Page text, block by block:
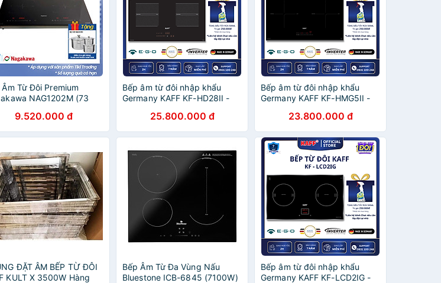
Âm Từ Đôi Premium
NAG1202M (73
9.520.000 đ
Bếp âm từ đôi nhập khẩu
Germany KAFF KF-HD28II -
25.800.000 đ
Bếp âm từ đôi nhập khẩu
Germany KAFF KF-HMG5II -
23.800.000 đ
ĐẶT ÂM BẾP TỪ ĐÔI
KULT X 3500W Hàng
Bếp Âm Từ Đa Vùng Nấu
Bluestone ICB-6845 (7100W)
Bếp âm từ đôi nhập khẩu
Germany KAFF KF-LCD2IG -